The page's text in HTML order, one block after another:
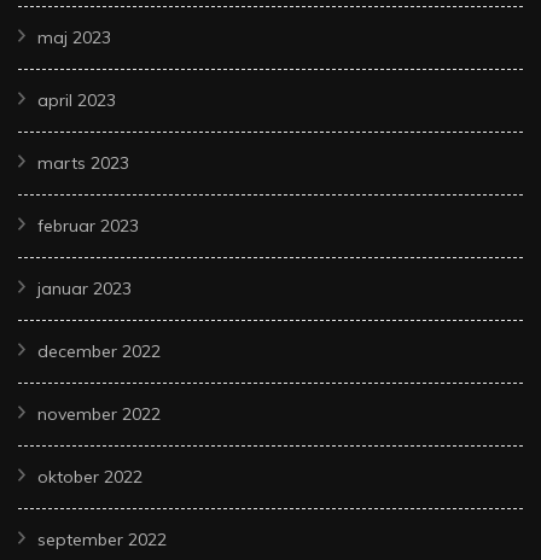
maj 2023
april 2023
marts 2023
februar 2023
januar 2023
december 2022
november 2022
oktober 2022
september 2022